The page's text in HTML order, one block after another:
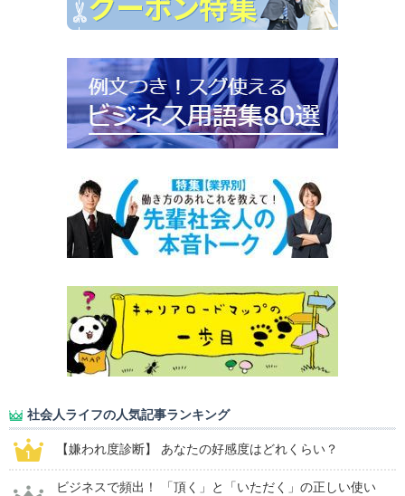
社会人ライフの人気記事ランキング
【嫌われ度診断】 あなたの好感度はどれくらい？
ビジネスで頻出！ 「頂く」と「いただく」の正しい使い